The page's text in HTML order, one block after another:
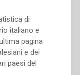
di
italiano e
pagina
e dei
paesi del